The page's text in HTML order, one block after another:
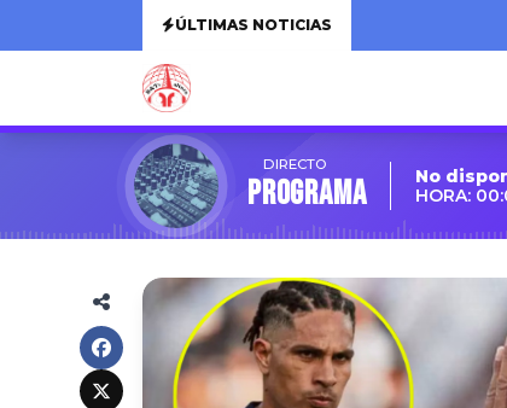
ÚLTIMAS NOTICIAS
DIRECTO
Programa
No
HORA: